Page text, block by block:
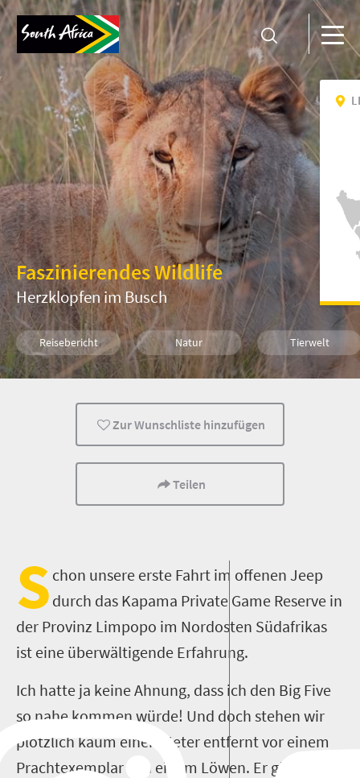
Faszinierendes Wildlife
Herzklopfen im Busch
Reisebericht Natur Tierwelt
Tiere Kultur
Zur Wunschliste hinzufügen
Teilen
S chon unsere erste Fahrt im offenen Jeep
durch das Kapama Private Game Reserve in
der Provinz Limpopo im Nordosten Südafrikas
ist eine überwältigende Erfahrung.
Ich hatte ja keine Ahnung, dass ich den Big Five
so nahe kommen würde! Und doch stehen wir
plötzlich kaum einen Meter entfernt vor einem
Prachtexemplar von einem Löwen. Er gähnt.